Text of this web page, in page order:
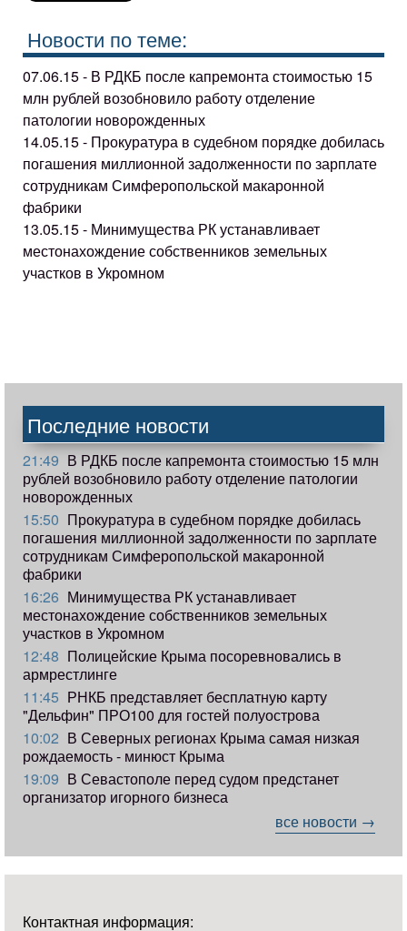
Новости по теме:
07.06.15 - В РДКБ после капремонта стоимостью 15
млн рублей возобновило работу отделение
патологии новорожденных
14.05.15 - Прокуратура в судебном порядке добилась
погашения миллионной задолженности по зарплате
сотрудникам Симферопольской макаронной
фабрики
13.05.15 - Минимущества РК устанавливает
местонахождение собственников земельных
участков в Укромном
Последние новости
21:49 В РДКБ после капремонта стоимостью 15 млн
рублей возобновило работу отделение патологии
новорожденных
15:50 Прокуратура в судебном порядке добилась
погашения миллионной задолженности по зарплате
сотрудникам Симферопольской макаронной
фабрики
16:26 Минимущества РК устанавливает
местонахождение собственников земельных
участков в Укромном
12:48 Полицейские Крыма посоревновались в
армрестлинге
11:45 РНКБ представляет бесплатную карту
"Дельфин" ПРО100 для гостей полуострова
10:02 В Северных регионах Крыма самая низкая
рождаемость - минюст Крыма
19:09 В Севастополе перед судом предстанет
организатор игорного бизнеса
все новости →
Контактная информация: